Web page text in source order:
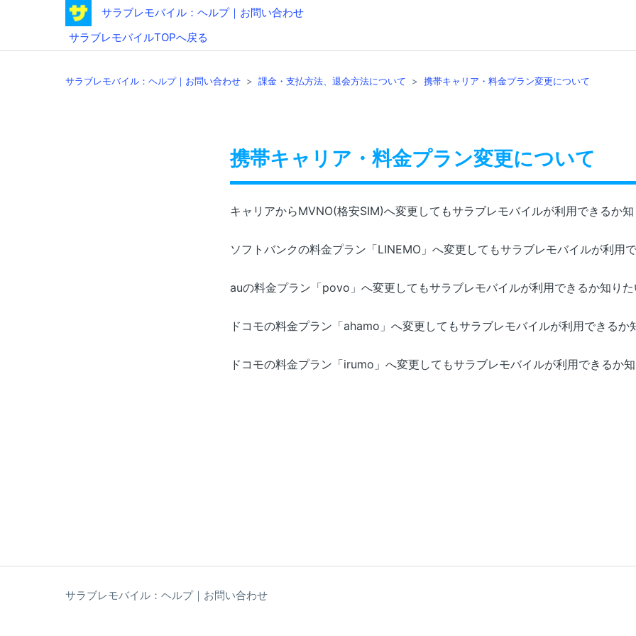
サラブレモバイル：ヘルプ｜お問い合わせ
サラブレモバイルTOPへ戻る
サラブレモバイル：ヘルプ｜お問い合わせ 課金・支払方法、退会方法について 携帯キャリア・料金プラン変更について
携帯キャリア・料金プラン変更について
キャリアからMVNO(格安SIM)へ変更してもサラブレモバイルが利用できるか
ソフトバンクの料金プラン「LINEMO」へ変更してもサラブレモバイルが利用
auの料金プラン「povo」へ変更してもサラブレモバイルが利用できるか知りた
ドコモの料金プラン「ahamo」へ変更してもサラブレモバイルが利用できるか
ドコモの料金プラン「irumo」へ変更してもサラブレモバイルが利用できるか
サラブレモバイル：ヘルプ｜お問い合わせ